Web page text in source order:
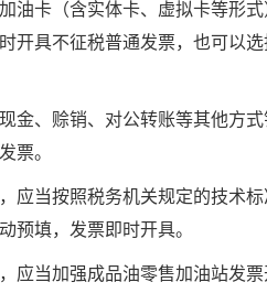
卡（含实体卡、虚拟卡等形式
开具不征税普通发票，也可以
、赊销、对公转账等其他方式
票。
当按照税务机关规定的技术标
预填，发票即时开具。
当加强成品油零售加油站发票